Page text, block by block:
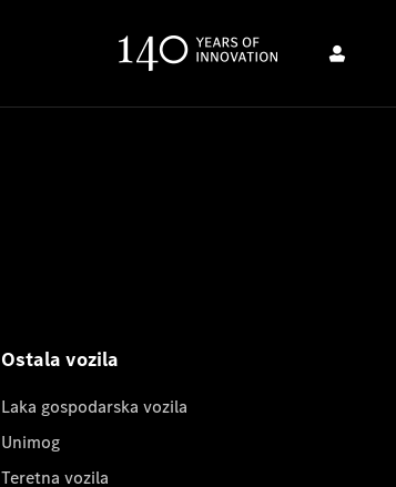
Ostala vozila
Laka gospodarska vozila
Unimog
Teretna vozila